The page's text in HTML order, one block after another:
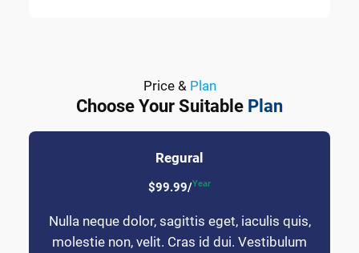
Price & Plan
Choose Your Suitable Plan
Regural
$99.99/Year
Nulla neque dolor, sagittis eget, iaculis quis,
molestie non, velit. Cras id dui. Vestibulum